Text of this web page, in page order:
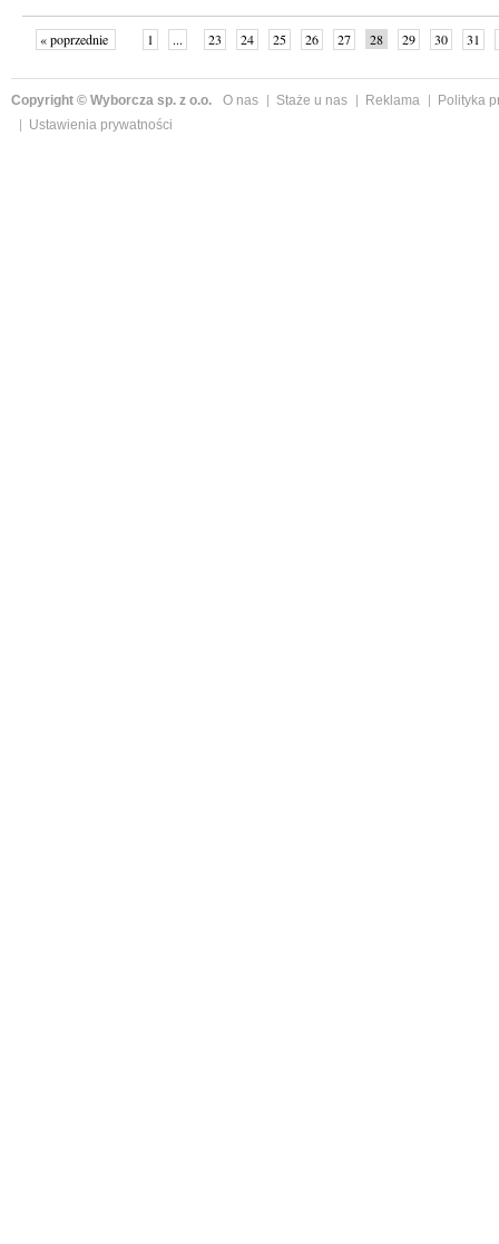
« poprzednie 1 ... 23 24 25 26 27 28 29 30 31
Copyright © Wyborcza sp. z o.o. O nas Staże u nas Reklama
Polityka
Ustawienia prywatności